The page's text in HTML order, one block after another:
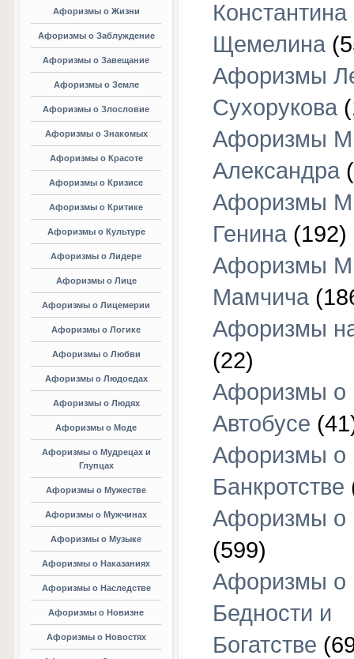
Афоризмы о Жизни
Афоризмы о Заблуждение
Афоризмы о Завещание
Афоризмы о Земле
Афоризмы о Злословие
Афоризмы о Знакомых
Афоризмы о Красоте
Афоризмы о Кризисе
Афоризмы о Критике
Афоризмы о Культуре
Афоризмы о Лидере
Афоризмы о Лице
Афоризмы о Лицемерии
Афоризмы о Логике
Афоризмы о Любви
Афоризмы о Людоедах
Афоризмы о Людях
Афоризмы о Моде
Афоризмы о Мудрецах и
Глупцах
Афоризмы о Мужестве
Афоризмы о Мужчинах
Афоризмы о Музыке
Афоризмы о Наказаниях
Афоризмы о Наследстве
Афоризмы о Новизне
Афоризмы о Новостях
Константина
Щемелина
Афоризмы
Сухорукова
Афоризмы
Александра
Афоризмы
Генина (192)
Афоризмы
Мамчича
Афоризмы
(22)
Афоризмы о
Автобусе
Афоризмы о
Банкротстве
Афоризмы о
(599)
Афоризмы о
Бедности и
Богатстве